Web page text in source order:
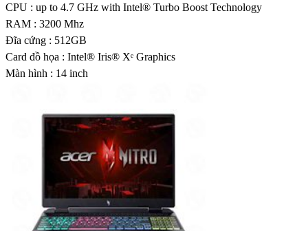
CPU : up to 4.7 GHz with Intel® Turbo Boost Technology
RAM : 3200 Mhz
Đĩa cứng : 512GB
Card đồ họa : Intel® Iris® Xᵉ Graphics
Màn hình : 14 inch